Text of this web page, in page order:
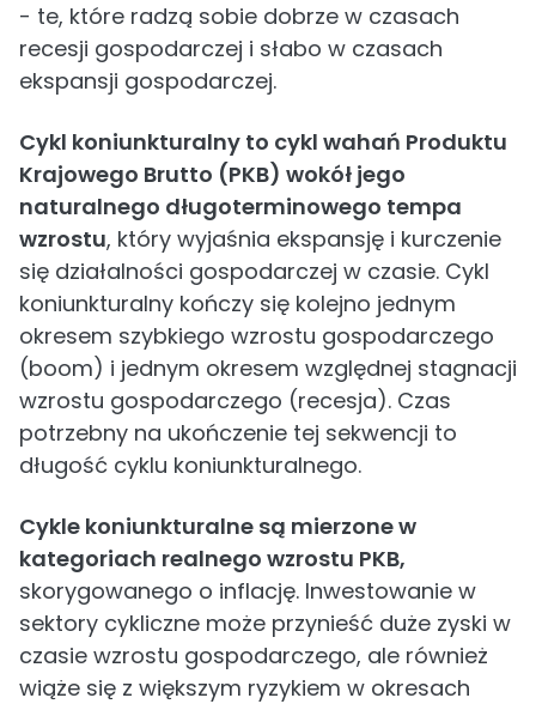
- te, które radzą sobie dobrze w czasach
recesji gospodarczej i słabo w czasach
ekspansji gospodarczej.
Cykl koniunkturalny to cykl wahań Produktu
Krajowego Brutto (PKB) wokół jego
naturalnego długoterminowego tempa
wzrostu, który wyjaśnia ekspansję i kurczenie
się działalności gospodarczej w czasie. Cykl
koniunkturalny kończy się kolejno jednym
okresem szybkiego wzrostu gospodarczego
(boom) i jednym okresem względnej stagnacji
wzrostu gospodarczego (recesja). Czas
potrzebny na ukończenie tej sekwencji to
długość cyklu koniunkturalnego.
Cykle koniunkturalne są mierzone w
kategoriach realnego wzrostu PKB,
skorygowanego o inflację. Inwestowanie w
sektory cykliczne może przynieść duże zyski w
czasie wzrostu gospodarczego, ale również
wiąże się z większym ryzykiem w okresach